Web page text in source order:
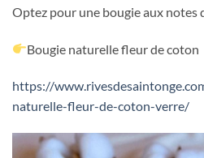
Optez pour une bougie aux notes
Bougie naturelle fleur de coton
https://
naturelle-fleur-de-coton-verre/